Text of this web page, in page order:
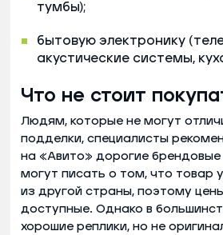
тумбы);
бытовую электронику
акустические системы,
Что не стоит
Людям, которые не могут
подделки, специалисты
на «Авито» дорогие
могут писать о том, что товар
из другой страны, поэтому
доступные. Однако в
хорошие реплики, но не